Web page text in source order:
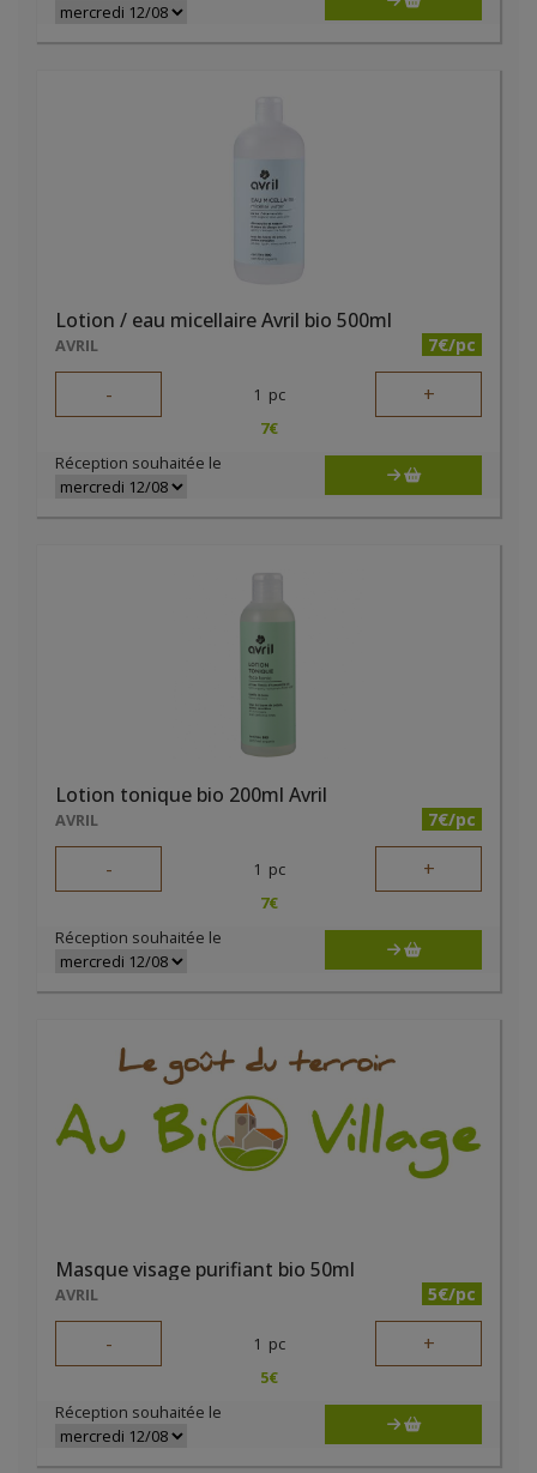
Lotion / eau micellaire Avril bio 500ml
AVRIL 7€/pc
- 1 pc +
7€
Réception souhaitée le
Lotion tonique bio 200ml Avril
AVRIL 7€/pc
- 1 pc +
7€
Réception souhaitée le
Masque visage purifiant bio 50ml
AVRIL 5€/pc
- 1 pc +
5€
Réception souhaitée le